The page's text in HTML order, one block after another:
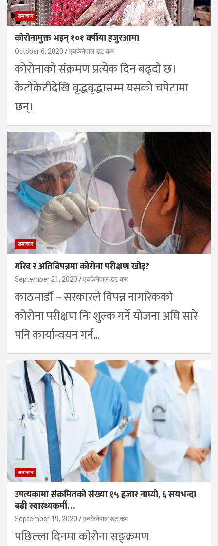
समाचार
कोरोनामुक्त भइन् १०१ वर्षीया हजुरआमा
October 6, 2020 एचकेनेपाल डट कम
कोरोनाको संक्रमण प्रत्येक दिन बढ्दो छ।
केटोकेटीदेखि वृद्धवृद्धासम्म यसको चपेटामा
छन्।
समाचार
गरिब र अतिविपन्नमा कोरोना परीक्षण खोइ?
September 21, 2020 एचकेनेपाल डट कम
काठमाडौं – सरकारले विपन्न नागरिकको
कोरोना परीक्षण निः शुल्क गर्ने योजना अघि सारे
पनि कार्यान्वयन गर्न…
समाचार
उपत्यकामा संक्रमितको संख्या १५ हजार नाघ्यो, ६ सयभन्दा
बढी स्वास्थ्यकर्मी…
September 19, 2020 एचकेनेपाल डट कम
पछिल्ला दिनमा कोरोना सङ्क्रमण